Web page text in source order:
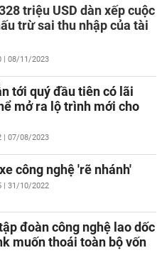
triệu USD dàn xếp cuộc
trừ sai thu nhập của tài
| 08/11/2023
tới quý đầu tiên có lãi
mở ra lộ trình mới cho
| 07/08/2023
công nghệ 'rẽ nhánh'
| 31/10/2022
đoàn công nghệ lao dốc
muốn thoái toàn bộ vốn